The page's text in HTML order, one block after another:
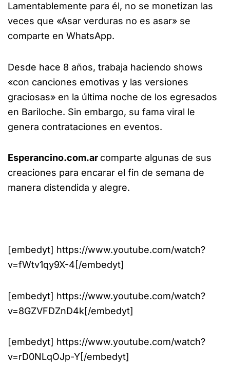
Lamentablemente para él, no se monetizan las
veces que «Asar verduras no es asar» se
comparte en WhatsApp.
Desde hace 8 años, trabaja haciendo shows
«con canciones emotivas y las versiones
graciosas» en la última noche de los egresados
en Bariloche. Sin embargo, su fama viral le
genera contrataciones en eventos.
Esperancino.com.ar comparte algunas de sus
creaciones para encarar el fin de semana de
manera distendida y alegre.
[embedyt] https://www.youtube.com/watch?
v=fWtv1qy9X-4[/embedyt]
[embedyt] https://www.youtube.com/watch?
v=8GZVFDZnD4k[/embedyt]
[embedyt] https://www.youtube.com/watch?
v=rD0NLqOJp-Y[/embedyt]